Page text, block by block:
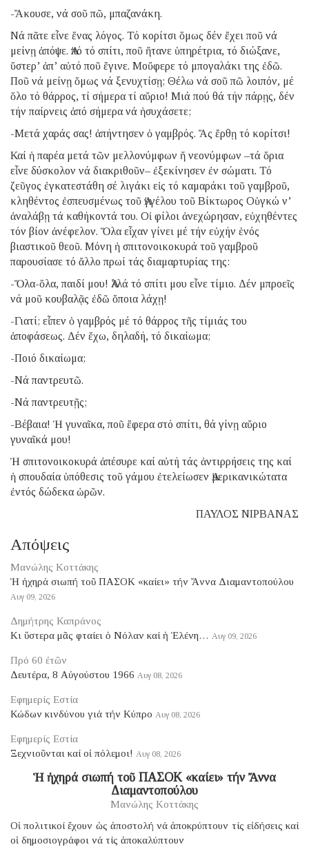
-Ἄκουσε, νά σοῦ πῶ, μπαζανάκη.
Νά πᾶτε εἶνε ἕνας λόγος. Τό κορίτσι ὅμως δέν ἔχει ποῦ νά
μείνῃ ἀπόψε. Ἀπό τό σπίτι, ποῦ ἤτανε ὑπηρέτρια, τό διώξανε,
ὕστερ’ ἀπ’ αὐτό ποῦ ἔγινε. Μοὔφερε τό μπογαλάκι της ἐδῶ.
Ποῦ νά μείνῃ ὅμως νά ξενυχτίσῃ; Θέλω νά σοῦ πῶ λοιπόν, μέ
ὅλο τό θάρρος, τί σήμερα τί αὔριο! Μιά πού θά τήν πάρῃς, δέν
τήν παίρνεις ἀπό σήμερα νά ἡσυχάσετε;
-Μετά χαράς σας! ἀπήντησεν ὁ γαμβρός. Ἄς ἔρθῃ τό κορίτσι!
Καί ἡ παρέα μετά τῶν μελλονύμφων ἤ νεονύμφων –τά ὅρια
εἶνε δύσκολον νά διακριθοῦν– ἐξεκίνησεν ἐν σώματι. Τό
ζεῦγος ἐγκατεστάθη σέ λιγάκι εἰς τό καμαράκι τοῦ γαμβροῦ,
κληθέντος ἐσπευσμένως τοῦ Ἀγγέλου τοῦ Βίκτωρος Οὑγκώ ν’
ἀναλάβῃ τά καθήκοντά του. Οἱ φίλοι ἀνεχώρησαν, εὐχηθέντες
τόν βίον ἀνέφελον. Ὅλα εἶχαν γίνει μέ τήν εὐχήν ἑνός
βιαστικοῦ θεοῦ. Μόνη ἡ σπιτονοικοκυρά τοῦ γαμβροῦ
παρουσίασε τό ἄλλο πρωί τάς διαμαρτυρίας της:
-Ὅλα-ὅλα, παιδί μου! Ἀλλά τό σπίτι μου εἶνε τίμιο. Δέν μπροεῖς
νά μοῦ κουβαλᾷς ἐδῶ ὅποια λάχῃ!
-Γιατί; εἶπεν ὁ γαμβρός μέ τό θάρρος τῆς τίμιάς του
ἀποφάσεως. Δέν ἔχω, δηλαδή, τό δικαίωμα;
-Ποιό δικαίωμα;
-Νά παντρευτῶ.
-Νά παντρευτῇς;
-Βέβαια! Ἡ γυναῖκα, ποῦ ἔφερα στό σπίτι, θά γίνῃ αὔριο
γυναῖκά μου!
Ἡ σπιτονοικοκυρά ἀπέσυρε καί αὐτή τάς ἀντιρρήσεις της καί
ἡ σπουδαία ὑπόθεσις τοῦ γάμου ἐτελείωσεν Ἀμερικανικώτατα
ἐντός δώδεκα ὡρῶν.
ΠΑΥΛΟΣ ΝΙΡΒΑΝΑΣ
Απόψεις
Μανώλης Κοττάκης
Ἡ ἠχηρά σιωπή τοῦ ΠΑΣΟΚ «καίει» τήν Ἄννα Διαμαντοπούλου
Αυγ 09, 2026
Δημήτρης Καπράνος
Κι ὕστερα μᾶς φταίει ὁ Νόλαν καί ἡ Ἑλένη… Αυγ 09, 2026
Πρό 60 ἐτῶν
Δευτέρα, 8 Αὐγούστου 1966 Αυγ 08, 2026
Εφημερίς Εστία
Κώδων κινδύνου γιά τήν Κύπρο Αυγ 08, 2026
Εφημερίς Εστία
Ξεχνιοῦνται καί οἱ πόλεμοι! Αυγ 08, 2026
Ἡ ἠχηρά σιωπή τοῦ ΠΑΣΟΚ «καίει» τήν Ἄννα
Διαμαντοπούλου
Μανώλης Κοττάκης
Οἱ πολιτικοί ἔχουν ὡς ἀποστολή νά ἀποκρύπτουν τίς εἰδήσεις καί
οἱ δημοσιογράφοι νά τίς ἀποκαλύπτουν